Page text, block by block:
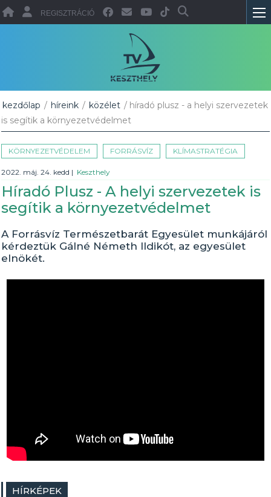
REGISZTRÁCIÓ
kezdőlap / híreink / közélet / híradó plusz - a helyi szervezetek
is segítik a környezetvédelmet
KÖRNYEZETVÉDELEM FORRÁSVÍZ KLÍMASTRATÉGIA
2022. máj. 24. kedd | Keszthely
Híradó Plusz - A helyi szervezetek is
segítik a környezetvédelmet
A Forrásvíz Természetbarát Egyesület munkájáról
kérdeztük Gálné Németh Ildikót, az egyesület
elnökét.
HÍRKÉPEK